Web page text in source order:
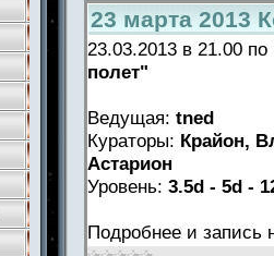
23 марта 2013
23.03.2013 в 21.00
полет"
Ведущая: tned
Кураторы: Крайон,
Астарион
Уровень: 3.5d - 5d -
Подробнее и